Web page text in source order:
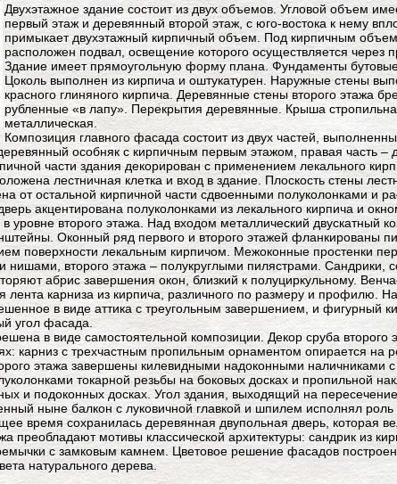
Двухэтажное здание состоит из двух объемов. Угловой объем
первый этаж и деревянный второй этаж, с юго-востока к нему
примыкает двухэтажный кирпичный объем. Под кирпичным
расположен подвал, освещение которого осуществляется через
Здание имеет прямоугольную форму плана. Фундаменты
Цоколь выполнен из кирпича и оштукатурен. Наружные стены
красного глиняного кирпича. Деревянные стены второго этажа
рубленные «в лапу». Перекрытия деревянные. Крыша
металлическая.
Композиция главного фасада состоит из двух частей,
особняк с кирпичным первым этажом, правая часть –
части здания декорирован с применением лекального
лестничная клетка и вход в здание. Плоскость стены
от остальной кирпичной части сдвоенными полуколонками и
акцентирована полуколонками из лекального кирпича и
уровне второго этажа. Над входом металлический двускатный
Оконный ряд первого и второго этажей фланкированы
поверхности лекальным кирпичом. Межоконные простенки
нишами, второго этажа – полукруглыми пилястрами. Сандрики,
абрис завершения окон, близкий к полуциркульному.
лента карниза из кирпича, различного по размеру и профилю.
в виде аттика с треугольным завершением, и фигурный
угол фасада.
в виде самостоятельной композиции. Декор сруба второго
карниз с трехчастным пропильным орнаментом опирается на
этажа завершены килевидными надоконными наличниками
токарной резьбы на боковых досках и пропильной
и подоконных досках. Угол здания, выходящий на пересечение
ныне балкон с луковичной главкой и шпилем исполнял роль
время сохранилась деревянная двупольная дверь, которая
преобладают мотивы классической архитектуры: сандрик из
с замковым камнем. Цветовое решение фасадов
натурального дерева.